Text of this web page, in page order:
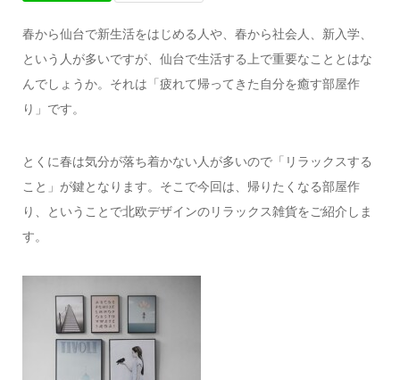
春から仙台で新生活をはじめる人や、春から社会人、新入学、
という人が多いですが、仙台で生活する上で重要なこととはな
んでしょうか。それは「疲れて帰ってきた自分を癒す部屋作
り」です。
とくに春は気分が落ち着かない人が多いので「リラックスする
こと」が鍵となります。そこで今回は、帰りたくなる部屋作
り、ということで北欧デザインのリラックス雑貨をご紹介しま
す。